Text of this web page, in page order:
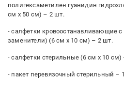
полигексаметилен гуанидин
см х 50 см) – 2 шт.
- салфетки кровоостанавливающие с
заменители) (6 см х 10 см) – 2 шт.
- салфетки стерильные (6 см х 10 см)
- пакет перевязочный стерильный –